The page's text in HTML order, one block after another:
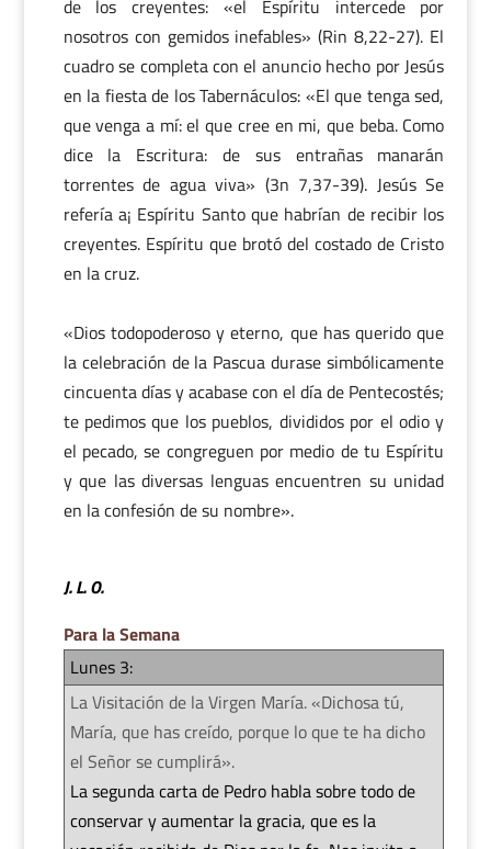
de los creyentes: «el Espíritu intercede por
nosotros con gemidos inefables» (Rin 8,22-27). El
cuadro se completa con el anuncio hecho por Jesús
en la fiesta de los Tabernáculos: «El que tenga sed,
que venga a mí: el que cree en mi, que beba. Como
dice la Escritura: de sus entrañas manarán
torrentes de agua viva» (3n 7,37-39). Jesús Se
refería a¡ Espíritu Santo que habrían de recibir los
creyentes. Espíritu que brotó del costado de Cristo
en la cruz.
«Dios todopoderoso y eterno, que has querido que
la celebración de la Pascua durase simbólicamente
cincuenta días y acabase con el día de Pentecostés;
te pedimos que los pueblos, divididos por el odio y
el pecado, se congreguen por medio de tu Espíritu
y que las diversas lenguas encuentren su unidad
en la confesión de su nombre».
J. L. O.
Para la Semana
Lunes 3:
La Visitación de la Virgen María. «Dichosa tú,
María, que has creído, porque lo que te ha dicho
el Señor se cumplirá».
La segunda carta de Pedro habla sobre todo de
conservar y aumentar la gracia, que es la